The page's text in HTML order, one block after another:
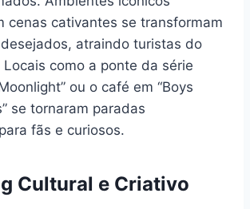
cenas cativantes se transformam
atraindo turistas do
como a ponte da série
ou o café em “Boys
se tornaram paradas
fãs e curiosos.
Cultural e Criativo